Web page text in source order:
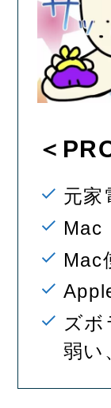
＜
元家
Mac
Mac
ズ
弱い